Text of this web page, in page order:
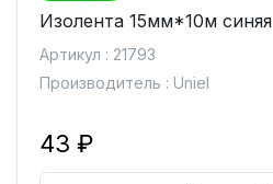
Изолента 15мм*10м синяя
Артикул : 21793
Производитель : Uniel
43 ₽